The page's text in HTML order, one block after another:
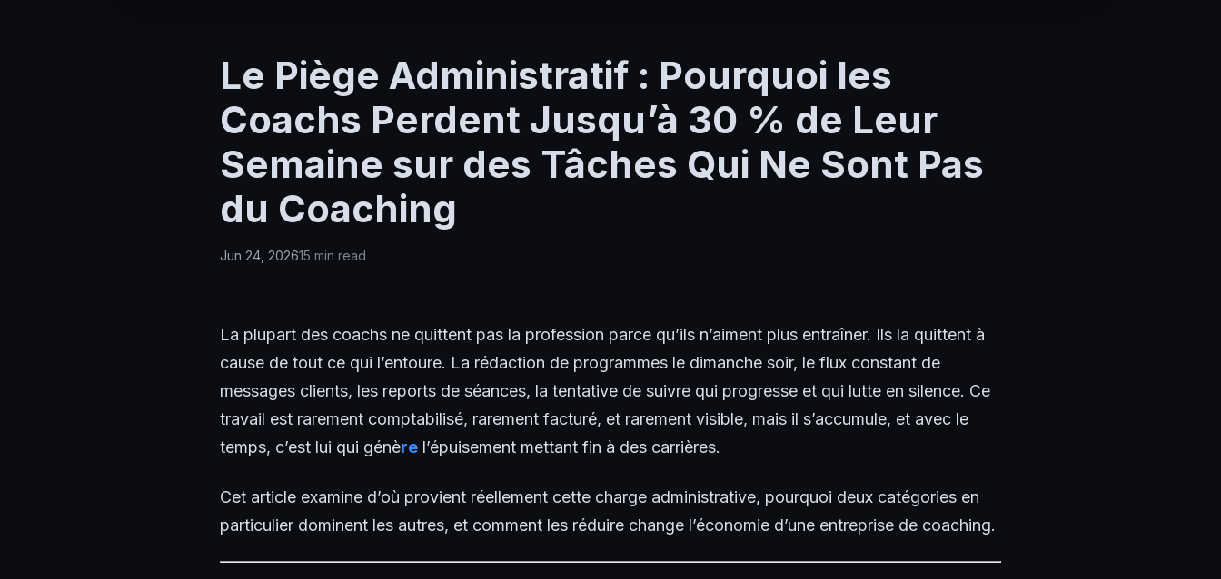
Le Piège Administratif : Pourquoi les
Coachs Perdent Jusqu’à 30 % de Leur
Semaine sur des Tâches Qui Ne Sont Pas
du Coaching
Jun 24, 202615 min read
La plupart des coachs ne quittent pas la profession parce qu’ils n’aiment plus entraîner. Ils la quittent à
cause de tout ce qui l’entoure. La rédaction de programmes le dimanche soir, le flux constant de
messages clients, les reports de séances, la tentative de suivre qui progresse et qui lutte en silence. Ce
travail est rarement comptabilisé, rarement facturé, et rarement visible, mais il s’accumule, et avec le
temps, c’est lui qui génère l’épuisement mettant fin à des carrières.
Cet article examine d’où provient réellement cette charge administrative, pourquoi deux catégories en
particulier dominent les autres, et comment les réduire change l’économie d’une entreprise de coaching.